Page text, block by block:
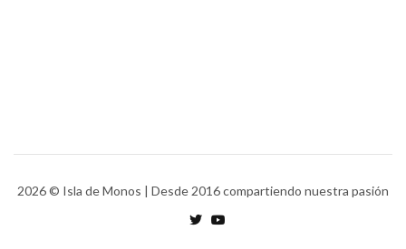
2026© Isla de Monos | Desde 2016 compartiendo nuestra pasión